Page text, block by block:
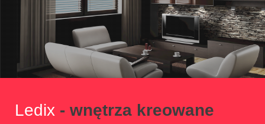
Ledix - wnętrza kreowane